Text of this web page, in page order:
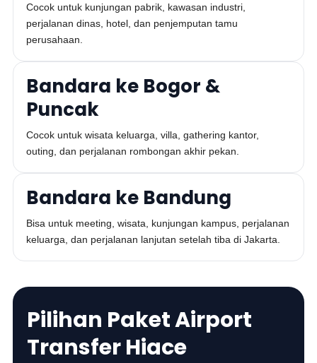
Cocok untuk kunjungan pabrik, kawasan industri,
perjalanan dinas, hotel, dan penjemputan tamu
perusahaan.
Bandara ke Bogor &
Puncak
Cocok untuk wisata keluarga, villa, gathering kantor,
outing, dan perjalanan rombongan akhir pekan.
Bandara ke Bandung
Bisa untuk meeting, wisata, kunjungan kampus, perjalanan
keluarga, dan perjalanan lanjutan setelah tiba di Jakarta.
Pilihan Paket Airport
Transfer Hiace